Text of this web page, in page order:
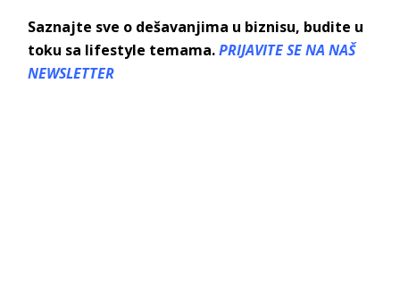
Saznajte sve o dešavanjima u biznisu, budite u
toku sa lifestyle temama.PRIJAVITE SE NA NAŠ
NEWSLETTER